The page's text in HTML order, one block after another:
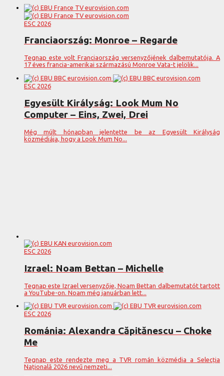
ESC 2026
Franciaország: Monroe – Regarde
Tegnap este volt Franciaország versenyzőjének dalbemutatója. A
17 éves francia-amerikai származású Monroe Vata-t jelölik...
ESC 2026
Egyesült Királyság: Look Mum No
Computer – Eins, Zwei, Drei
Még múlt hónapban jelentette be az Egyesült Királyság
közmédiája, hogy a Look Mum No...
ESC 2026
Izrael: Noam Bettan – Michelle
Tegnap este Izrael versenyzője, Noam Bettan dalbemutatót tartott
a YouTube-on. Noam még januárban lett...
ESC 2026
Románia: Alexandra Căpitănescu – Choke
Me
Tegnap este rendezte meg a TVR román közmédia a Selecția
Națională 2026 nevű nemzeti...